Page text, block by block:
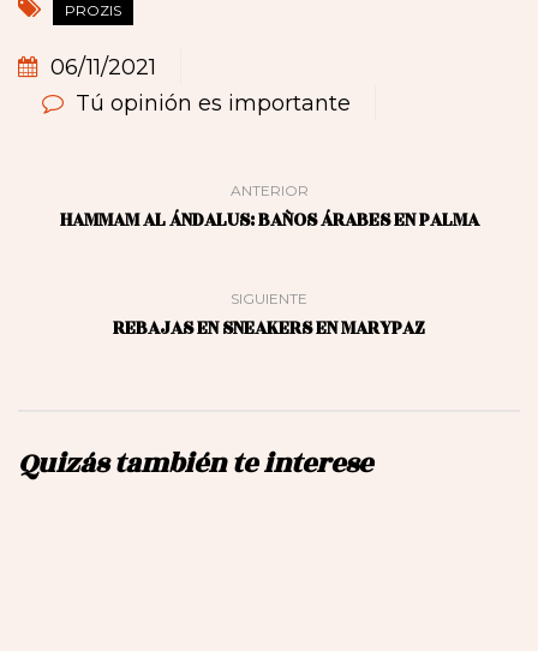
PROZIS
06/11/2021
Tú opinión es importante
ANTERIOR
HAMMAM AL ÁNDALUS: BAÑOS ÁRABES EN PALMA
SIGUIENTE
REBAJAS EN SNEAKERS EN MARYPAZ
Quizás también te interese